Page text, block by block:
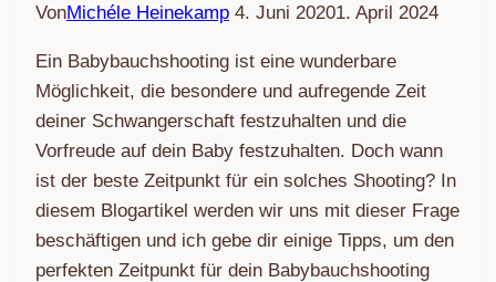
VonMichéle Heinekamp 4. Juni 20201. April 2024
Ein Babybauchshooting ist eine wunderbare
Möglichkeit, die besondere und aufregende Zeit
deiner Schwangerschaft festzuhalten und die
Vorfreude auf dein Baby festzuhalten. Doch wann
ist der beste Zeitpunkt für ein solches Shooting? In
diesem Blogartikel werden wir uns mit dieser Frage
beschäftigen und ich gebe dir einige Tipps, um den
perfekten Zeitpunkt für dein Babybauchshooting